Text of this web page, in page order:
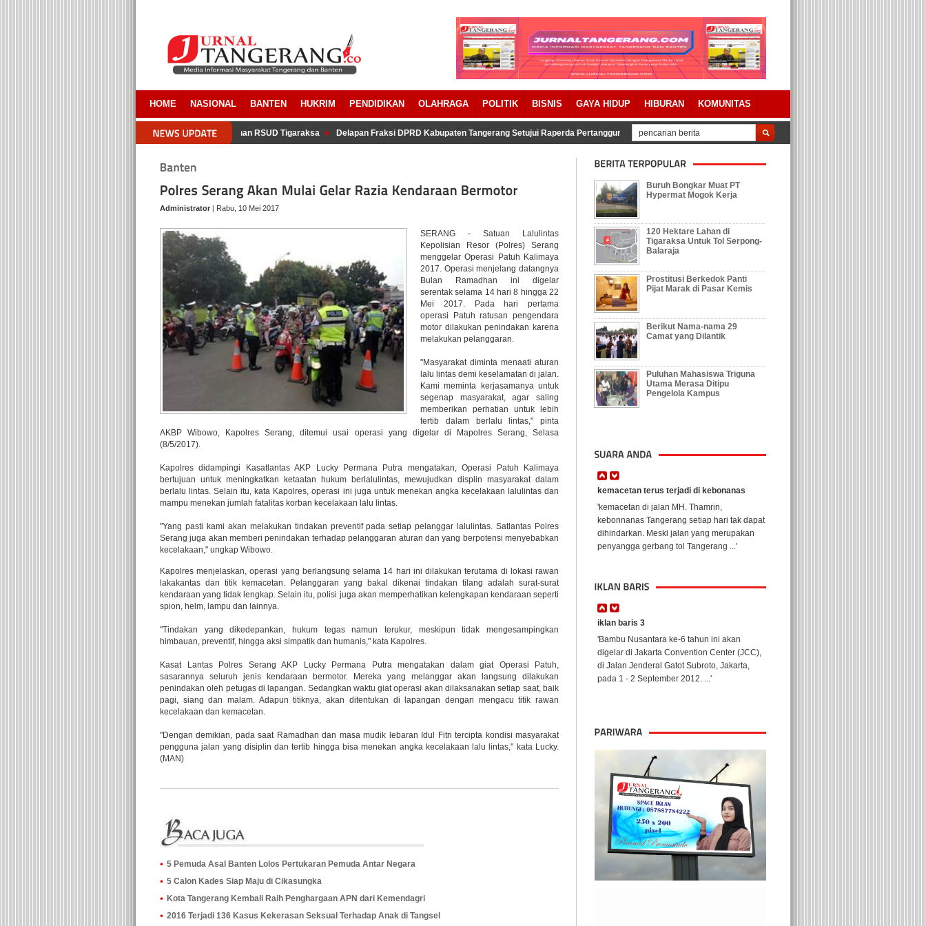
HOME NASIONAL BANTEN HUKRIM PENDIDIKAN OLAHRAGA POLITIK BISNIS GAYA HIDUP HIBURAN KOMUNITAS
Tangerang Akui Ada Overlapping Pada Pembebasan Lahan RSUD Tigaraksa Delapan Fraksi DPRD Kabupaten Tangerang Setujui Raperda Pertanggungjawaban APBD 2023 Dengan Catatan
Administrator | Rabu, 10 Mei 2017
SERANG - Satuan Lalulintas
Kepolisian Resor (Polres) Serang
menggelar Operasi Patuh Kalimaya
2017. Operasi menjelang datangnya
Bulan Ramadhan ini digelar
serentak selama 14 hari 8 hingga 22
Mei 2017. Pada hari pertama
operasi Patuh ratusan pengendara
motor dilakukan penindakan karena
melakukan pelanggaran.
"Masyarakat diminta menaati aturan
lalu lintas demi keselamatan di jalan.
Kami meminta kerjasamanya untuk
segenap masyarakat, agar saling
memberikan perhatian untuk lebih
tertib dalam berlalu lintas," pinta
AKBP Wibowo, Kapolres Serang, ditemui usai operasi yang digelar di Mapolres Serang, Selasa
(8/5/2017).
Kapolres didampingi Kasatlantas AKP Lucky Permana Putra mengatakan, Operasi Patuh Kalimaya
bertujuan untuk meningkatkan ketaatan hukum berlalulintas, mewujudkan displin masyarakat dalam
berlalu lintas. Selain itu, kata Kapolres, operasi ini juga untuk menekan angka kecelakaan lalulintas dan
mampu menekan jumlah fatalitas korban kecelakaan lalu lintas.
"Yang pasti kami akan melakukan tindakan preventif pada setiap pelanggar lalulintas. Satlantas Polres
Serang juga akan memberi penindakan terhadap pelanggaran aturan dan yang berpotensi menyebabkan
kecelakaan," ungkap Wibowo.
Kapolres menjelaskan, operasi yang berlangsung selama 14 hari ini dilakukan terutama di lokasi rawan
lakakantas dan titik kemacetan. Pelanggaran yang bakal dikenai tindakan tilang adalah surat-surat
kendaraan yang tidak lengkap. Selain itu, polisi juga akan memperhatikan kelengkapan kendaraan seperti
spion, helm, lampu dan lainnya.
"Tindakan yang dikedepankan, hukum tegas namun terukur, meskipun tidak mengesampingkan
himbauan, preventif, hingga aksi simpatik dan humanis," kata Kapolres.
Kasat Lantas Polres Serang AKP Lucky Permana Putra mengatakan dalam giat Operasi Patuh,
sasarannya seluruh jenis kendaraan bermotor. Mereka yang melanggar akan langsung dilakukan
penindakan oleh petugas di lapangan. Sedangkan waktu giat operasi akan dilaksanakan setiap saat, baik
pagi, siang dan malam. Adapun titiknya, akan ditentukan di lapangan dengan mengacu titik rawan
kecelakaan dan kemacetan.
"Dengan demikian, pada saat Ramadhan dan masa mudik lebaran Idul Fitri tercipta kondisi masyarakat
pengguna jalan yang disiplin dan tertib hingga bisa menekan angka kecelakaan lalu lintas," kata Lucky.
(MAN)
5 Pemuda Asal Banten Lolos Pertukaran Pemuda Antar Negara
5 Calon Kades Siap Maju di Cikasungka
Kota Tangerang Kembali Raih Penghargaan APN dari Kemendagri
2016 Terjadi 136 Kasus Kekerasan Seksual Terhadap Anak di Tangsel
Buruh Bongkar Muat PT
Hypermat Mogok Kerja
120 Hektare Lahan di
Tigaraksa Untuk Tol Serpong-
Balaraja
Prostitusi Berkedok Panti
Pijat Marak di Pasar Kemis
Berikut Nama-nama 29
Camat yang Dilantik
Puluhan Mahasiswa Triguna
Utama Merasa Ditipu
Pengelola Kampus
kemacetan terus terjadi di kebonanas
'kemacetan di jalan MH. Thamrin,
kebonnanas Tangerang setiap hari tak dapat
dihindarkan. Meski jalan yang merupakan
penyangga gerbang tol Tangerang ...'
iklan baris 3
'Bambu Nusantara ke-6 tahun ini akan
digelar di Jakarta Convention Center (JCC),
di Jalan Jenderal Gatot Subroto, Jakarta,
pada 1 - 2 September 2012. ...'